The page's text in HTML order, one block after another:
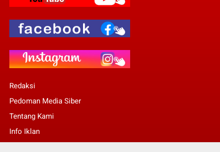
Redaksi
Pedoman Media Siber
Tentang Kami
Info Iklan